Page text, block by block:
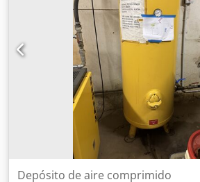
Depósito de aire comprimido